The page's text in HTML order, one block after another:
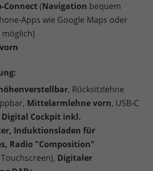
Connect(Navigation bequem
Apps wie Google Maps oder
, Rücksitzlehne
Mittelarmlehne vorn, USB-C
Digital Cockpit inkl.
Induktionsladen für
Radio "Composition"
Digitaler